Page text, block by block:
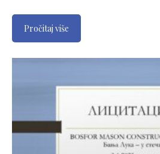
Pročitaj više